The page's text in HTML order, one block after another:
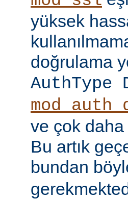
yüksek
doğrulama
AuthType
ve çok
Bu artık
bundan